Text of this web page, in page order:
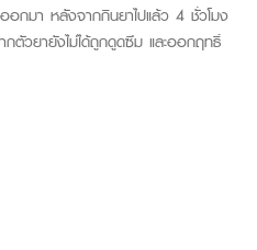
อกมา หลังจากกินยาไปแล้ว 4 ชั่วโมง
กตัวยายังไม่ได้ถูกดูดซึม และออกฤทธิ์